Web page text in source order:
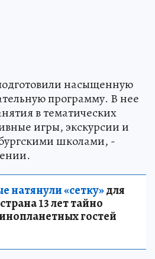
насыщенную
программу. В нее
в тематических
игры, экскурсии и
школами, -
натянули «сетку»для
13 лет тайно
гостей